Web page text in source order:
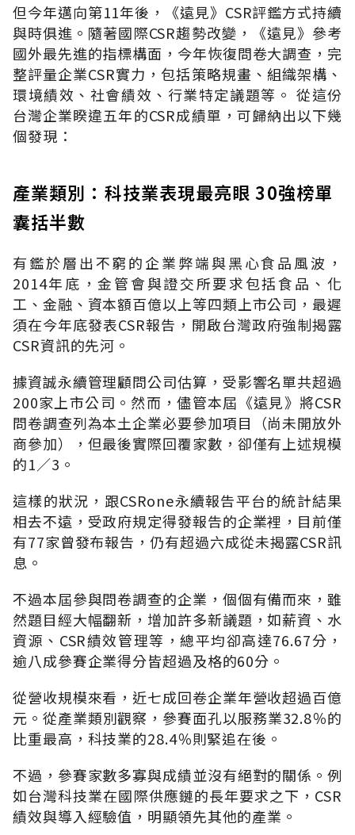
但今年邁向第11年後，《遠見》CSR評鑑方式持續
與時俱進。隨著國際CSR趨勢改變，《遠見》參考
國外最先進的指標構面，今年恢復問卷大調查，完
整評量企業CSR實力，包括策略規畫、組織架構、
環境績效、社會績效、行業特定議題等。 從這份
台灣企業睽違五年的CSR成績單，可歸納出以下幾
個發現：
產業類別：科技業表現最亮眼 30強榜單
囊括半數
有鑑於層出不窮的企業弊端與黑心食品風波，
2014年底，金管會與證交所要求包括食品、化
工、金融、資本額百億以上等四類上市公司，最遲
須在今年底發表CSR報告，開啟台灣政府強制揭露
CSR資訊的先河。
據資誠永續管理顧問公司估算，受影響名單共超過
200家上市公司。然而，儘管本屆《遠見》將CSR
問卷調查列為本土企業必要參加項目（尚未開放外
商參加），但最後實際回覆家數，卻僅有上述規模
的1／3。
這樣的狀況，跟CSRone永續報告平台的統計結果
相去不遠，受政府規定得發報告的企業裡，目前僅
有77家曾發布報告，仍有超過六成從未揭露CSR訊
息。
不過本屆參與問卷調查的企業，個個有備而來，雖
然題目經大幅翻新，增加許多新議題，如薪資、水
資源、CSR績效管理等，總平均卻高達76.67分，
逾八成參賽企業得分皆超過及格的60分。
從營收規模來看，近七成回卷企業年營收超過百億
元。從產業類別觀察，參賽面孔以服務業32.8％的
比重最高，科技業的28.4％則緊追在後。
不過，參賽家數多寡與成績並沒有絕對的關係。例
如台灣科技業在國際供應鏈的長年要求之下，CSR
績效與導入經驗值，明顯領先其他的產業。